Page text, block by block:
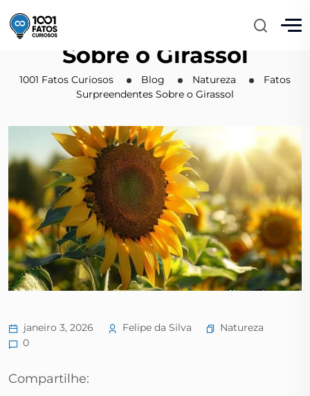
Fatos Surpreendentes
Sobre o Girassol
1001 Fatos Curiosos Blog Natureza
Fatos
Surpreendentes Sobre o Girassol
janeiro 3, 2026 Felipe da Silva
Natureza
0
Compartilhe: